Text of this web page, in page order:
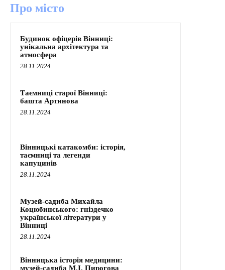
Про місто
Будинок офіцерів Вінниці:
унікальна архітектура та
атмосфера
28.11.2024
Таємниці старої Вінниці:
башта Артинова
28.11.2024
Вінницькі катакомби: історія,
таємниці та легенди
капуцинів
28.11.2024
Музей-садиба Михайла
Коцюбинського: гніздечко
української літератури у
Вінниці
28.11.2024
Вінницька історія медицини:
музей-садиба М.І. Пирогова